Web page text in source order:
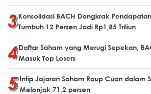
Konsolidasi BACH Dongkrak
Tumbuh 12 Persen Jadi Rp1,85 Triliun
Daftar Saham yang Merugi Sepekan,
Masuk Top Losers
Intip Jajaran Saham Raup Cuan dalam
Melonjak 71,2 persen